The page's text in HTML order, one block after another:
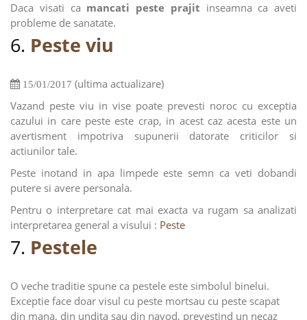
Daca visati ca mancati peste prajit inseamna ca aveti
probleme de sanatate.
6. Peste viu
15/01/2017 (ultima actualizare)
Vazand peste viu in vise poate prevesti noroc cu exceptia
cazului in care peste este crap, in acest caz acesta este un
avertisment impotriva supunerii datorate criticilor si
actiunilor tale.
Peste inotand in apa limpede este semn ca veti dobandi
putere si avere personala.
Pentru o interpretare cat mai exacta va rugam sa analizati
interpretarea general a visului : Peste
7. Pestele
O veche traditie spune ca pestele este simbolul binelui.
Exceptie face doar visul cu peste mortsau cu peste scapat
din mana, din undita sau din navod, prevestind un necaz